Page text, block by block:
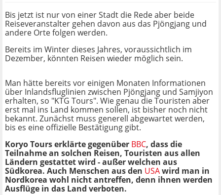
Bis jetzt ist nur von einer Stadt die Rede aber beide
Reiseveranstalter gehen davon aus das Pjöngjang und
andere Orte folgen werden.
Bereits im Winter dieses Jahres, voraussichtlich im
Dezember, könnten Reisen wieder möglich sein.
Man hätte bereits vor einigen Monaten Informationen
über Inlandsfluglinien zwischen Pjöngjang und Samjiyon
erhalten, so "KTG Tours". Wie genau die Touristen aber
erst mal ins Land kommen sollen, ist bisher noch nicht
bekannt. Zunächst muss generell abgewartet werden,
bis es eine offizielle Bestätigung gibt.
Koryo Tours erklärte gegenüber BBC, dass die
Teilnahme an solchen Reisen, Touristen aus allen
Ländern gestattet wird - außer welchen aus
Südkorea. Auch Menschen aus den USAwird man in
Nordkorea wohl nicht antreffen, denn ihnen werden
Ausflüge in das Land verboten.